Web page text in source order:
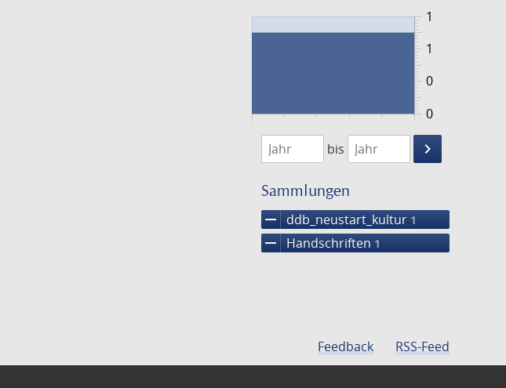
0
1
0
1
1474
1475
bis
keyboard_arrow_right
Suche
Sammlungen
remove ddb_neustart_kultur 1
remove Handschriften 1
Feedback RSS-Feed